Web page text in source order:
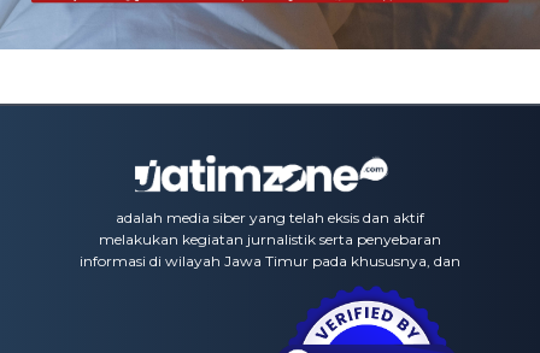
adalah media siber yang telah eksis dan aktif
melakukan kegiatan jurnalistik serta penyebaran
informasi di wilayah Jawa Timur pada khususnya, dan